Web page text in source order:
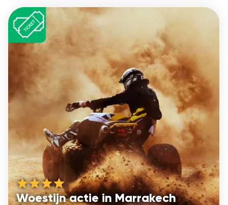
Woestijn actie in Marrakech